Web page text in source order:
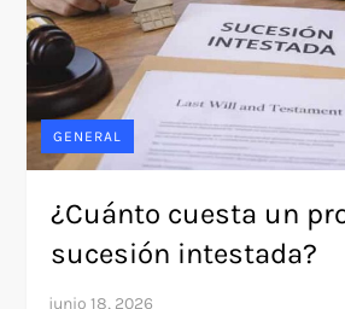
GENERAL
¿Cuánto cuesta un
sucesión intestada?